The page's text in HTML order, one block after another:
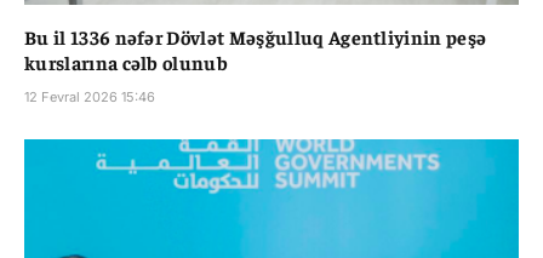
Bu il 1336 nəfər Dövlət Məşğulluq Agentliyinin peşə
kurslarına cəlb olunub
12 Fevral 2026 15:46